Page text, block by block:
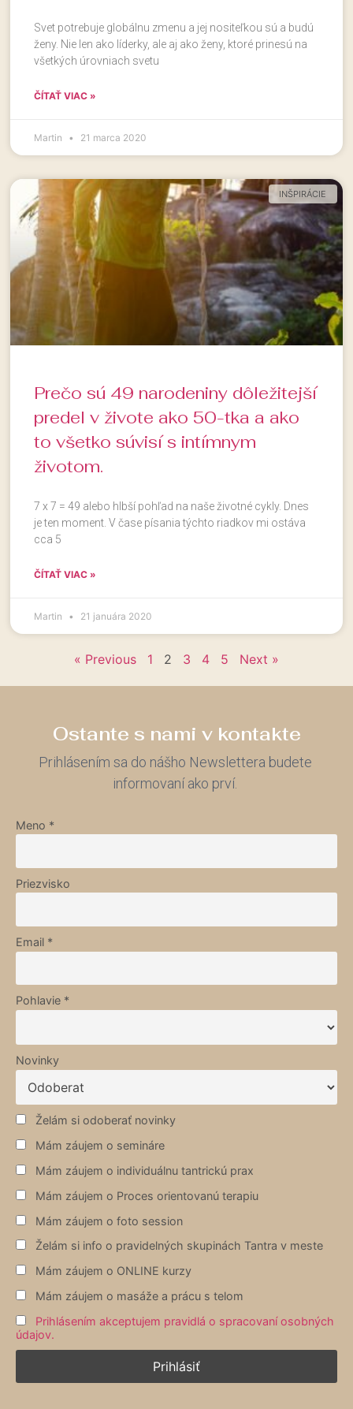
Svet potrebuje globálnu zmenu a jej nositeľkou sú a budú
ženy. Nie len ako líderky, ale aj ako ženy, ktoré prinesú na
všetkých úrovniach svetu
ČÍTAŤ VIAC »
Martin 21 marca 2020
INŠPIRÁCIE
Prečo sú 49 narodeniny dôležitejší
predel v živote ako 50-tka a ako
to všetko súvisí s intímnym
životom.
7 x 7 = 49 alebo hlbší pohľad na naše životné cykly. Dnes
je ten moment. V čase písania týchto riadkov mi ostáva
cca 5
ČÍTAŤ VIAC »
Martin 21 januára 2020
« Previous 1 2 3 4 5 Next »
Ostante s nami v kontakte
Prihlásením sa do nášho Newslettera budete
informovaní ako prví.
Meno *
Priezvisko
Email *
Pohlavie *
Novinky
Želám si odoberať novinky
Mám záujem o semináre
Mám záujem o individuálnu tantrickú prax
Mám záujem o Proces orientovanú terapiu
Mám záujem o foto session
Želám si info o pravidelných skupinách Tantra v meste
Mám záujem o ONLINE kurzy
Mám záujem o masáže a prácu s telom
Prihlásením akceptujem pravidlá o spracovaní osobných
údajov.